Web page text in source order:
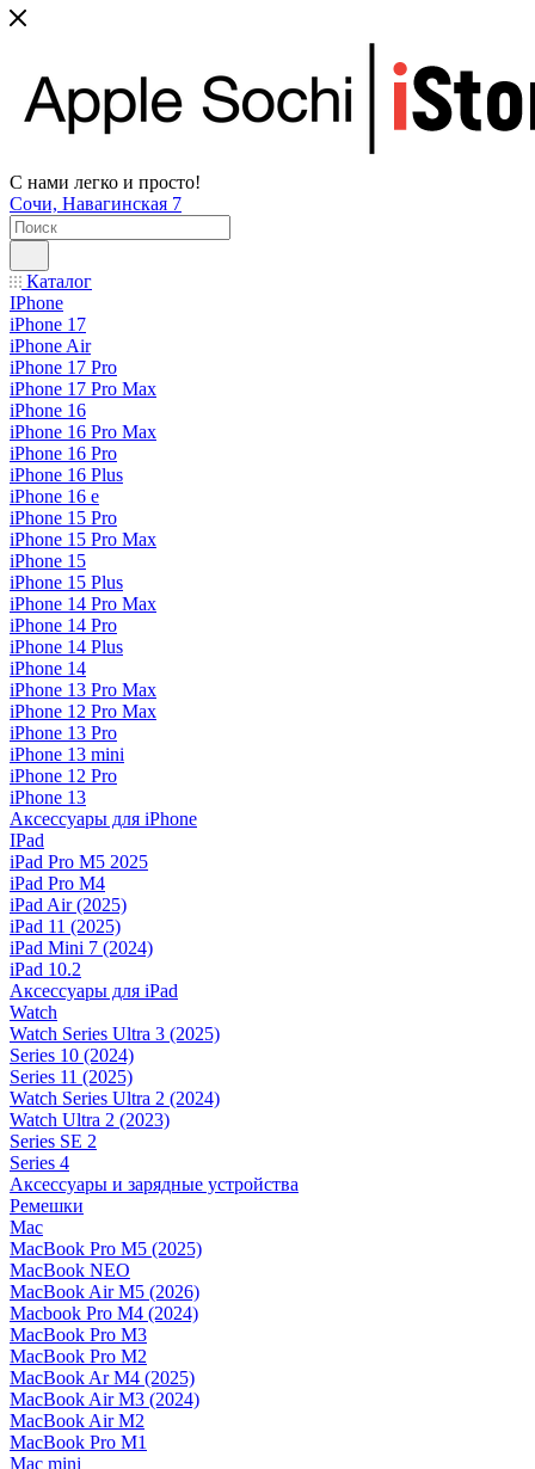
С нами легко и просто!
Сочи, Навагинская 7
Каталог
IPhone
iPhone 17
iPhone Air
iPhone 17 Pro
iPhone 17 Pro Max
iPhone 16
iPhone 16 Pro Max
iPhone 16 Pro
iPhone 16 Plus
iPhone 16 e
iPhone 15 Pro
iPhone 15 Pro Max
iPhone 15
iPhone 15 Plus
iPhone 14 Pro Max
iPhone 14 Pro
iPhone 14 Plus
iPhone 14
iPhone 13 Pro Max
iPhone 12 Pro Max
iPhone 13 Pro
iPhone 13 mini
iPhone 12 Pro
iPhone 13
Аксессуары для iPhone
IPad
iPad Pro M5 2025
iPad Pro M4
iPad Air (2025)
iPad 11 (2025)
iPad Mini 7 (2024)
iPad 10.2
Аксессуары для iPad
Watch
Watch Series Ultra 3 (2025)
Series 10 (2024)
Series 11 (2025)
Watch Series Ultra 2 (2024)
Watch Ultra 2 (2023)
Series SE 2
Series 4
Аксессуары и зарядные устройства
Ремешки
Mac
MacBook Pro M5 (2025)
MacBook NEO
MacBook Air M5 (2026)
Macbook Pro M4 (2024)
MacBook Pro M3
MacBook Pro M2
MacBook Ar M4 (2025)
MacBook Air M3 (2024)
MacBook Air M2
MacBook Pro M1
Mac mini